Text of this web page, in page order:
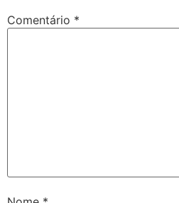
Comentário *